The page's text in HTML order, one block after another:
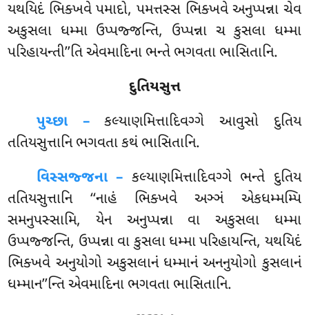
યથયિદં ભિક્ખવે પમાદો, પમત્તસ્સ ભિક્ખવે અનુપ્પન્ના ચેવ
અકુસલા ધમ્મા ઉપ્પજ્જન્તિ, ઉપ્પન્ના ચ કુસલા ધમ્મા
પરિહાયન્તી’’તિ એવમાદિના ભન્તે ભગવતા ભાસિતાનિ.
દુતિયસુત્ત
પુચ્છા –કલ્યાણમિત્તાદિવગ્ગેઆવુસો દુતિય
તતિયસુત્તાનિ ભગવતા કથં ભાસિતાનિ.
વિસ્સજ્જના – કલ્યાણમિત્તાદિવગ્ગે ભન્તે દુતિય
તતિયસુત્તાનિ ‘‘નાહં ભિક્ખવે અઞ્ઞં એકધમ્મમ્પિ
સમનુપસ્સામિ, યેન અનુપ્પન્ના વા અકુસલા ધમ્મા
ઉપ્પજ્જન્તિ, ઉપ્પન્ના વા કુસલા ધમ્મા પરિહાયન્તિ, યથયિદં
ભિક્ખવે અનુયોગો અકુસલાનં ધમ્માનં અનનુયોગો કુસલાનં
ધમ્માન’’ન્તિ એવમાદિના ભગવતા ભાસિતાનિ.